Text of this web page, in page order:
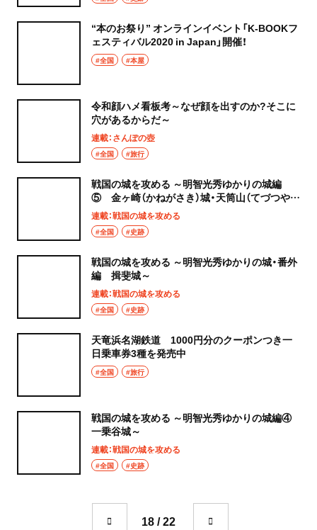
“本のお祭り” オンラインイベント「K-BOOKフ
ェスティバル2020 in Japan」開催！
#全国 #本屋
令和顔ハメ看板考～なぜ顔を出すのか?そこに
穴があるからだ～
連載：さんぽの壺
#全国 #旅行
戦国の城を攻める ～明智光秀ゆかりの城編
⑤ 金ヶ崎（かねがさき）城・天筒山（てづつや
ま）城～
連載：戦国の城を攻める
#全国 #史跡
戦国の城を攻める ～明智光秀ゆかりの城・番外
編 揖斐城～
連載：戦国の城を攻める
#全国 #史跡
天竜浜名湖鉄道 1000円分のクーポンつき一
日乗車券3種を発売中
#全国 #旅行
戦国の城を攻める ～明智光秀ゆかりの城編④
一乗谷城～
連載：戦国の城を攻める
#全国 #史跡
18 / 22